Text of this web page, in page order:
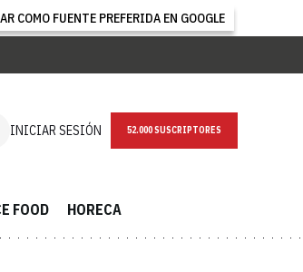
COMO FUENTE PREFERIDA EN GOOGLE
INICIAR SESIÓN NEWSLETTER
FOOD HORECA